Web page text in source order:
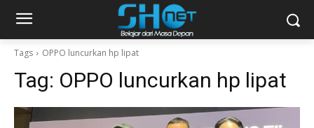
Tags OPPO luncurkan hp lipat
Tag: OPPO luncurkan hp lipat